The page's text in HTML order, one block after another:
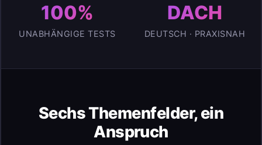
100%
UNABHÄNGIGE TESTS
DACH
DEUTSCH · PRAXISNAH
Sechs Themenfelder, ein
Anspruch